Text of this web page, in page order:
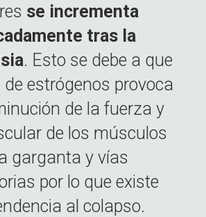
se incrementa
tras la
. Esto se debe a que
de estrógenos provoca
de la fuerza y
de los músculos
garganta y vías
por lo que existe
al colapso.